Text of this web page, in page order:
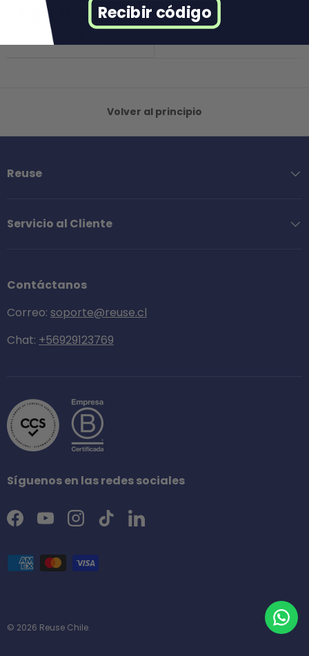
$69.990
$89.990
Volver al principio
Reuse
Servicio al Cliente
Contáctanos
Correo: soporte@reuse.cl
Chat: +56929123769
Síguenos en las redes sociales
Facebook
YouTubeInstagram
TikTokLinkedIn
Formas de pago aceptadas
© 2026 Reuse Chile.
Recibir código